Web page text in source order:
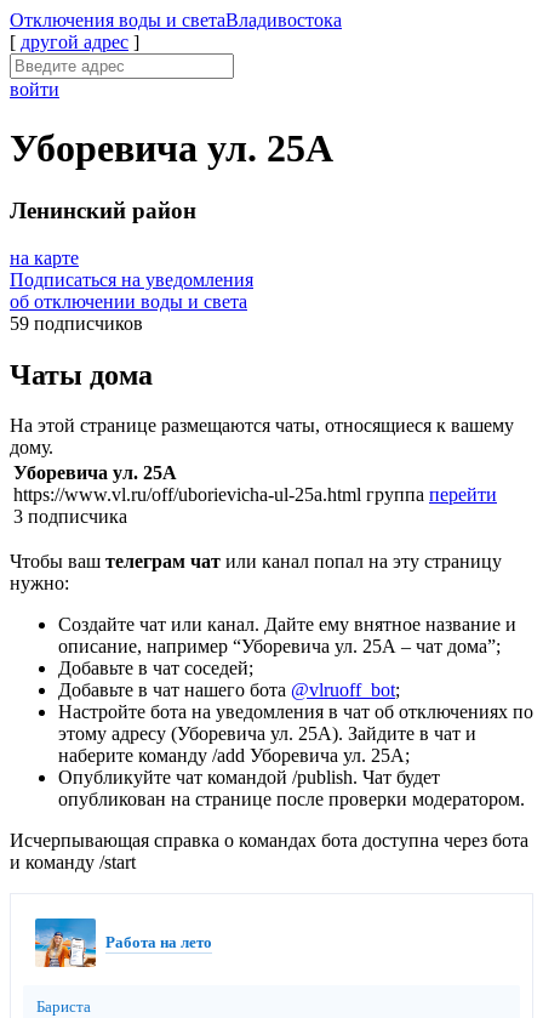
Отключения воды и светаВладивостока
[ другой адрес ]
войти
Уборевича ул. 25А
Ленинский район
на карте
Подписаться на уведомления
об отключении воды и света
59 подписчиков
Чаты дома
На этой странице размещаются чаты, относящиеся к вашему
дому.
Уборевича ул. 25А
https://www.vl.ru/off/uborievicha-ul-25a.html
3 подписчика
группа перейти
Чтобы ваш телеграм чат или канал попал на эту страницу
нужно:
Создайте чат или канал. Дайте ему внятное название и
описание, например “Уборевича ул. 25А – чат дома”;
Добавьте в чат соседей;
Добавьте в чат нашего бота @vlruoff_bot;
Настройте бота на уведомления в чат об отключениях по
этому адресу (Уборевича ул. 25А). Зайдите в чат и
наберите команду /add Уборевича ул. 25А;
Опубликуйте чат командой /publish. Чат будет
опубликован на странице после проверки модератором.
Исчерпывающая справка о командах бота доступна через бота
и команду /start
Работа на лето
Бариста